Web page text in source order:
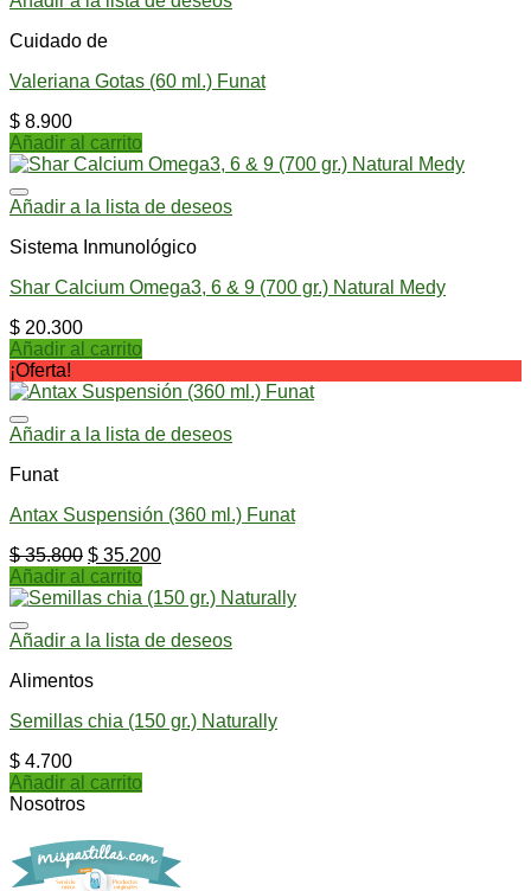
Cuidado de
Valeriana Gotas (60 ml.) Funat
$ 8.900
Añadir al carrito
Añadir a la lista de deseos
Sistema Inmunológico
Shar Calcium Omega3, 6 & 9 (700 gr.) Natural Medy
$ 20.300
Añadir al carrito
¡Oferta!
Añadir a la lista de deseos
Funat
Antax Suspensión (360 ml.) Funat
$35.800 $ 35.200
Añadir al carrito
Añadir a la lista de deseos
Alimentos
Semillas chia (150 gr.) Naturally
$ 4.700
Añadir al carrito
Nosotros